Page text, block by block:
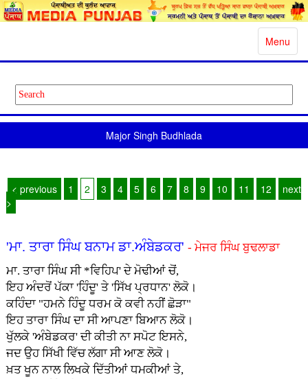
Toggle
Menu
Major Singh Budhlada
< previous 1 2 3 4 5 6 7 8 9 10 11 12
next
>
'ਮਾ. ਤਾਰਾ ਸਿੰਘ ਬਨਾਮ ਡਾ.ਅੰਬੇਡਕਰ' - ਮੇਜਰ ਸਿੰਘ ਬੁਢਲਾਡਾ
ਮਾ. ਤਾਰਾ ਸਿੰਘ ਸੀ *ਵਿਹਿਪ' ਦੇ ਮੋਢੀਆਂ ਚੋਂ,
ਇਹ ਅੰਦਰੋਂ ਪੱਕਾ 'ਹਿੰਦੂ' ਤੇ 'ਸਿੱਖ ਪ੍ਰਧਾਨ' ਲੋਕੋ।
ਕਹਿੰਦਾ "ਹਮਨੇ ਹਿੰਦੂ ਧਰਮ ਕੋ ਕਵੀ ਨਹੀਂ ਛੋੜਾ"
ਇਹ ਤਾਰਾ ਸਿੰਘ ਦਾ ਸੀ ਆਪਣਾ ਬਿਆਨ ਲੋਕੋ।
ਖੁੱਲਕੇ 'ਅੰਬੇਡਕਰ' ਦੀ ਕੀਤੀ ਨਾ ਸਪੋਟ ਇਸਨੇ,
ਜਦ ਉਹ ਸਿੱਖੀ ਵਿੱਚ ਲੱਗਾ ਸੀ ਆਣ ਲੋਕੋ।
ਖ਼ਤ ਖੂਨ ਨਾਲ ਲਿਖਕੇ ਦਿੱਤੀਆਂ ਧਮਕੀਆਂ ਤੇ,